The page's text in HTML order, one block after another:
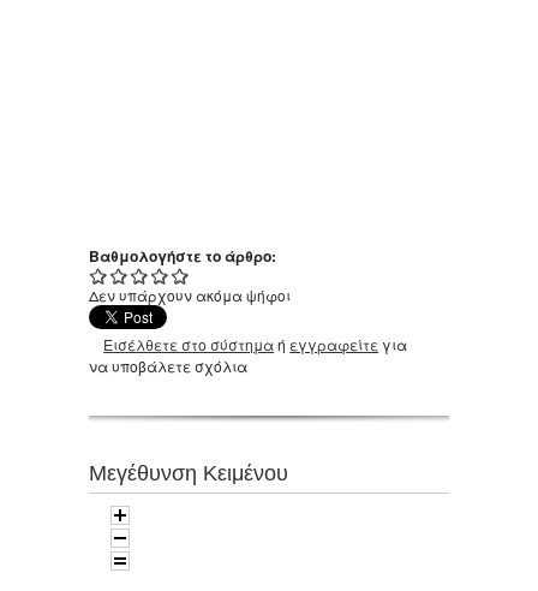
Βαθμολογήστε το άρθρο:
Δεν υπάρχουν ακόμα ψήφοι
Εισέλθετε στο σύστημαή εγγραφείτε για
να υποβάλετε σχόλια
Μεγέθυνση Κειμένου